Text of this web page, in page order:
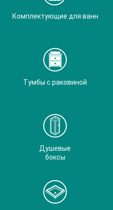
Комплектующие для ванн
Тумбы с раковиной
Душевые
боксы